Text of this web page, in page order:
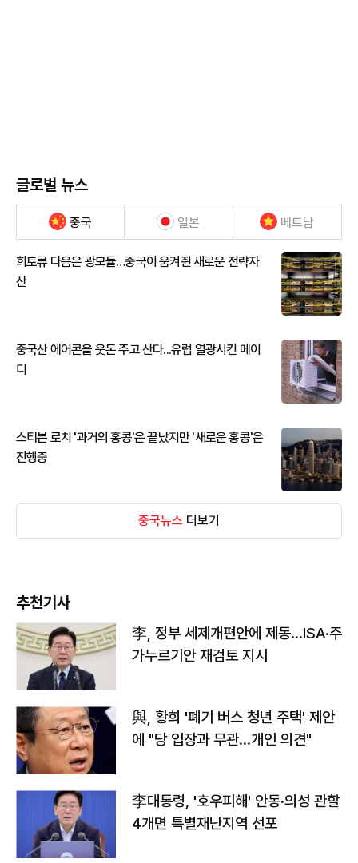
글로벌 뉴스
중국 일본 베트남
희토류 다음은 광모듈…중국이 움켜쥔 새로운 전략자
산
중국산 에어콘을 웃돈 주고 산다...유럽 열광시킨 메이
디
스티븐 로치 '과거의 홍콩'은 끝났지만 '새로운 홍콩'은
진행중
중국뉴스 더보기
추천기사
李, 정부 세제개편안에 제동…ISA·주
가누르기안 재검토 지시
與, 황희 '폐기 버스 청년 주택' 제안
에 "당 입장과 무관…개인 의견"
李대통령, '호우피해' 안동·의성 관할
4개면 특별재난지역 선포